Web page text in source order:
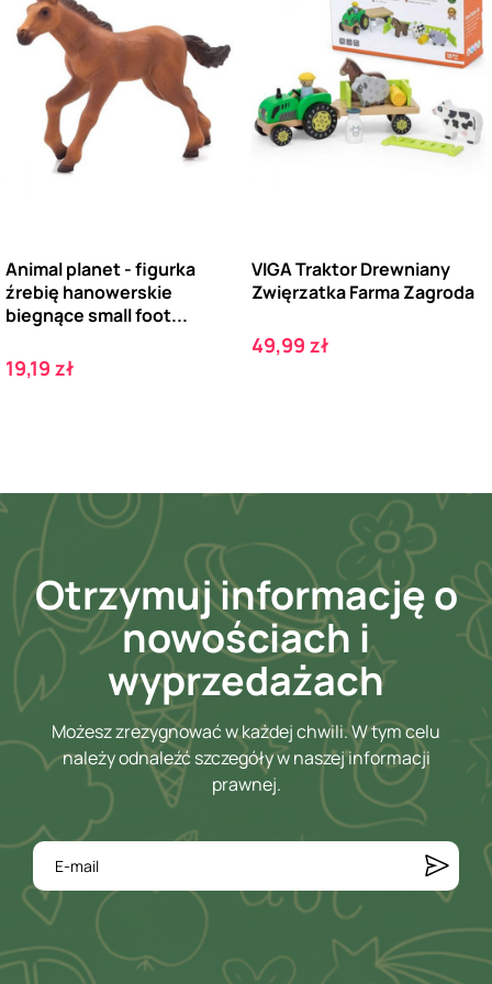
Animal planet - figurka
źrebię hanowerskie
biegnące small foot...
Cena
19,19 zł
VIGA Traktor Drewniany
Zwięrzatka Farma Zagroda
Cena
49,99 zł
Otrzymuj informację o
nowościach i
wyprzedażach
Możesz zrezygnować w każdej chwili. W tym celu
należy odnaleźć szczegóły w naszej informacji
prawnej.